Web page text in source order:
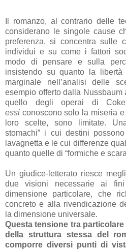
Il romanzo, al contrario delle
considerano le singole cause
preferenza, si concentra sulle
individui e su come i fattori
modo di pensare e sulla
insistendo su quanto la
marginale nell’analisi delle
esempio offerto dalla Nussbaum
quello degli operai di
essi conoscono solo la miseria
loro scelte, sono limitate.
stomachi” i cui destini
lavagnetta e le cui differenze
quanto quelle di “formiche e
Un giudice-letterato riesce
due visioni necessarie ai
dimensione particolare, che
concreto e alla rivendicazione
la dimensione universale.
Questa tensione tra
della struttura stessa del
comporre diversi punti di